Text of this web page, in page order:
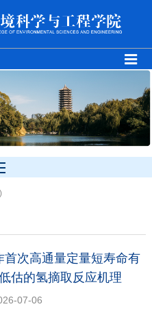
次高通量定量短寿命有
估的氢摘取反应机理
07-06